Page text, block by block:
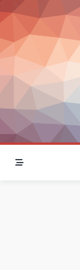
Skip
to
content